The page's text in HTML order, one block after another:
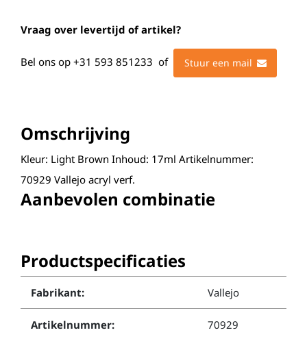
Vraag over levertijd of artikel?
Bel ons op +31 593 851233 of Stuur een mail
Omschrijving
Kleur: Light Brown Inhoud: 17ml Artikelnummer:
70929 Vallejo acryl verf.
Aanbevolen combinatie
Productspecificaties
Fabrikant: Vallejo
Artikelnummer: 70929